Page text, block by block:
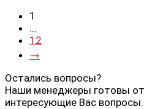
1
…
12
→
Остались вопросы?
Наши менеджеры готовы
интересующие Вас вопросы.